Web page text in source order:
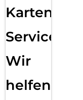
Karten
Service:
Wir
helfen